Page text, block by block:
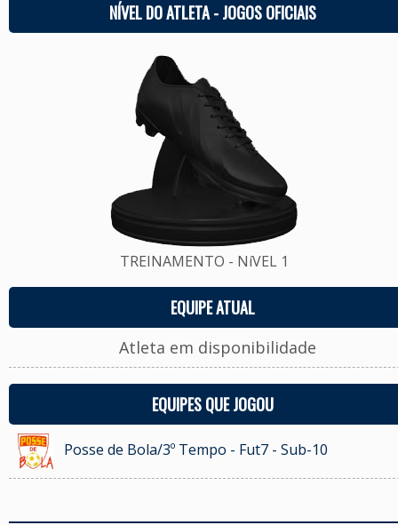
NÍVEL DO ATLETA - JOGOS OFICIAIS
TREINAMENTO - NíVEL 1
EQUIPE ATUAL
Atleta em disponibilidade
EQUIPES QUE JOGOU
Posse de Bola/3º Tempo - Fut7 - Sub-10